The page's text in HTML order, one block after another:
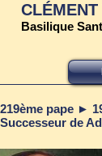
Basilique
pape ►
de